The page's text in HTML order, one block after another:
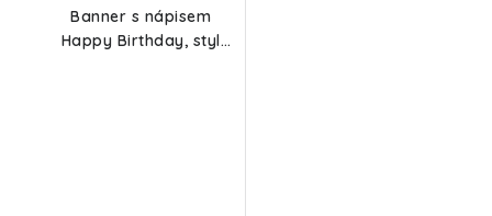
Banner s nápisem
Happy Birthday, styl